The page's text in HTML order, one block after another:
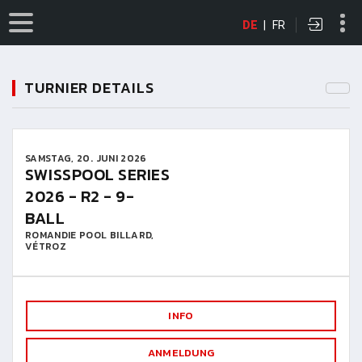
DE | FR
TURNIER DETAILS
SAMSTAG, 20. JUNI 2026
SWISSPOOL SERIES
2026 - R2 - 9-
BALL
ROMANDIE POOL BILLARD,
VÉTROZ
INFO
ANMELDUNG